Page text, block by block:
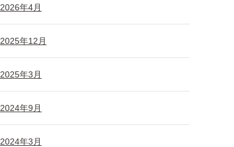
2026年4月
2025年12月
2025年3月
2024年9月
2024年3月